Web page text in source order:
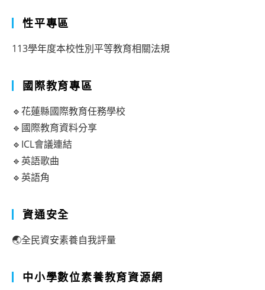
性平專區
113學年度本校性別平等教育相關法規
國際教育專區
🔹花蓮縣國際教育任務學校
🔹國際教育資料分享
🔹ICL會議連結
🔹英語歌曲
🔹英語角
資通安全
🌏全民資安素養自我評量
中小學數位素養教育資源網